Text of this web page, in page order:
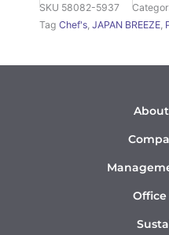
SKU 58082-5937
Tag Chef's JAPAN BREEZE
About